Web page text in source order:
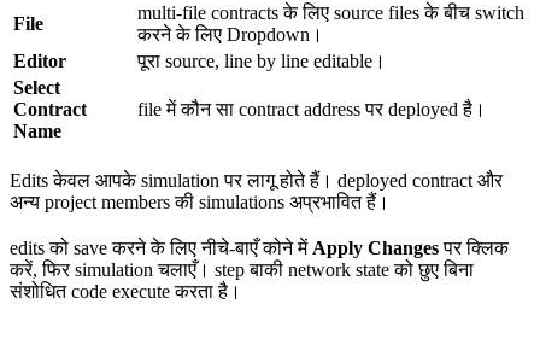
File
multi-file contracts के लिए source files के बीच switch
करने के लिए Dropdown।
Editor
पूरा source, line by line editable।
Select
Contract
Name
file में कौन सा contract address पर deployed है।
Edits केवल आपके simulation पर लागू होते हैं। deployed contract और
अन्य project members की simulations अप्रभावित हैं।
edits को save करने के लिए नीचे-बाएँ कोने में Apply Changesपर क्लिक
करें, फिर simulation चलाएँ। step बाकी network state को छुए बिना
संशोधित code execute करता है।